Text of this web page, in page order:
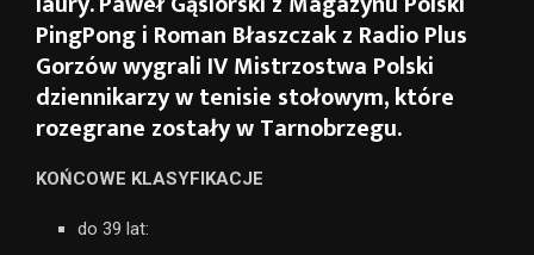
PingPong i Roman Błaszczak z Radio Plus
Gorzów wygrali IV Mistrzostwa Polski
dziennikarzy w tenisie stołowym, które
rozegrane zostały w Tarnobrzegu.
KOŃCOWE KLASYFIKACJE
do 39 lat: